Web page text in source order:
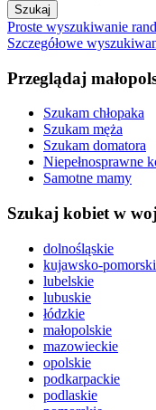
Proste wyszukiwanie
Szczegółowe
Przeglądaj
Szukam chłopaka
Szukam męża
Szukam domatora
Niepełnosprawne
Samotne mamy
Szukaj kobiet w
dolnośląskie
kujawsko-
lubelskie
lubuskie
łódzkie
małopolskie
mazowieckie
opolskie
podkarpackie
podlaskie